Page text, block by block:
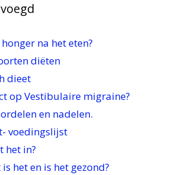
na het eten?
diëten
dieet
op Vestibulaire migraine?
en nadelen.
voedingslijst
het in?
het en is het gezond?